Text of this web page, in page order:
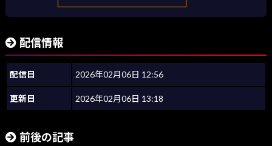
配信情報
配信日 2026年02月06日 12:56
更新日 2026年02月06日 13:18
前後の記事